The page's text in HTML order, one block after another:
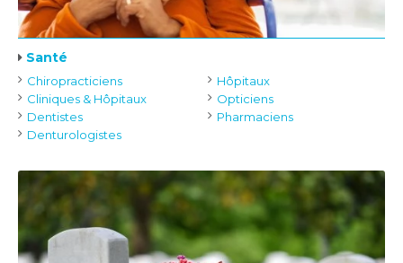
Santé
Chiropracticiens
Cliniques & Hôpitaux
Dentistes
Denturologistes
Hôpitaux
Opticiens
Pharmaciens